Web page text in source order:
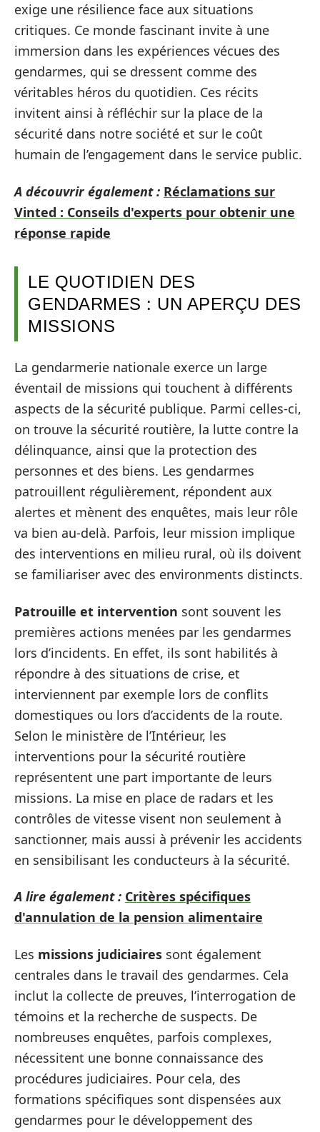
exige une résilience face aux situations
critiques. Ce monde fascinant invite à une
immersion dans les expériences vécues des
gendarmes, qui se dressent comme des
véritables héros du quotidien. Ces récits
invitent ainsi à réfléchir sur la place de la
sécurité dans notre société et sur le coût
humain de l’engagement dans le service public.
A découvrir également : Réclamations sur
Vinted : Conseils d'experts pour obtenir une
réponse rapide
LE QUOTIDIEN DES
GENDARMES : UN APERÇU DES
MISSIONS
La gendarmerie nationale exerce un large
éventail de missions qui touchent à différents
aspects de la sécurité publique. Parmi celles-ci,
on trouve la sécurité routière, la lutte contre la
délinquance, ainsi que la protection des
personnes et des biens. Les gendarmes
patrouillent régulièrement, répondent aux
alertes et mènent des enquêtes, mais leur rôle
va bien au-delà. Parfois, leur mission implique
des interventions en milieu rural, où ils doivent
se familiariser avec des environments distincts.
Patrouille et intervention sont souvent les
premières actions menées par les gendarmes
lors d’incidents. En effet, ils sont habilités à
répondre à des situations de crise, et
interviennent par exemple lors de conflits
domestiques ou lors d’accidents de la route.
Selon le ministère de l’Intérieur, les
interventions pour la sécurité routière
représentent une part importante de leurs
missions. La mise en place de radars et les
contrôles de vitesse visent non seulement à
sanctionner, mais aussi à prévenir les accidents
en sensibilisant les conducteurs à la sécurité.
A lire également : Critères spécifiques
d'annulation de la pension alimentaire
Les missions judiciaires sont également
centrales dans le travail des gendarmes. Cela
inclut la collecte de preuves, l’interrogation de
témoins et la recherche de suspects. De
nombreuses enquêtes, parfois complexes,
nécessitent une bonne connaissance des
procédures judiciaires. Pour cela, des
formations spécifiques sont dispensées aux
gendarmes pour le développement des